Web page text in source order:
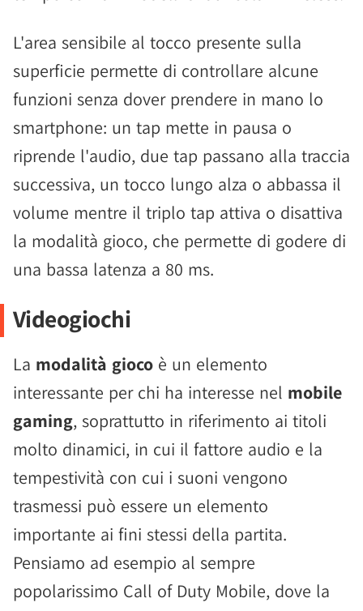
L'area sensibile al tocco presente sulla
superficie permette di controllare alcune
funzioni senza dover prendere in mano lo
smartphone: un tap mette in pausa o
riprende l'audio, due tap passano alla traccia
successiva, un tocco lungo alza o abbassa il
volume mentre il triplo tap attiva o disattiva
la modalità gioco, che permette di godere di
una bassa latenza a 80 ms.
Videogiochi
La modalità gioco è un elemento
interessante per chi ha interesse nel mobile
gaming, soprattutto in riferimento ai titoli
molto dinamici, in cui il fattore audio e la
tempestività con cui i suoni vengono
trasmessi può essere un elemento
importante ai fini stessi della partita.
Pensiamo ad esempio al sempre
popolarissimo Call of Duty Mobile, dove la